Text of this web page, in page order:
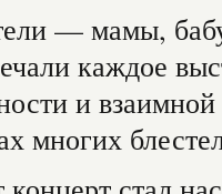
— мамы,
каждое
и
многих